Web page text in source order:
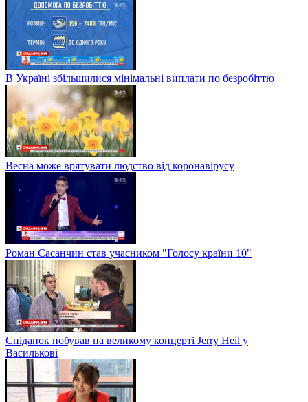
В Україні збільшилися мінімальні виплати по безробіттю
Весна може врятувати людство від коронавірусу
Роман Сасанчин став учасником "Голосу країни 10"
Сніданок побував на великому концерті Jerry Heil у
Василькові